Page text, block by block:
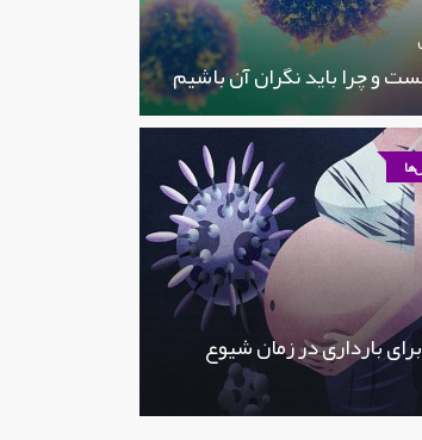
و چرا باید نگران آن باشیم
بارداری در زمان شیوع